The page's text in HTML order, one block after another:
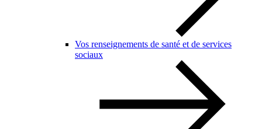
Vos renseignements de santé et de services
sociaux